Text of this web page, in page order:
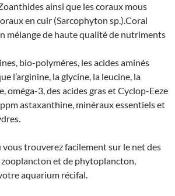
ainsi que les coraux mous
en cuir (Sarcophyton sp.).Coral
mélange de haute qualité de nutriments
bio-polymères, les acides aminés
l’arginine, la glycine, la leucine, la
oméga-3, des acides gras et Cyclop-Eeze
astaxanthine, minéraux essentiels et
vous trouverez facilement sur le net des
et de phytoplancton,
aquarium récifal.